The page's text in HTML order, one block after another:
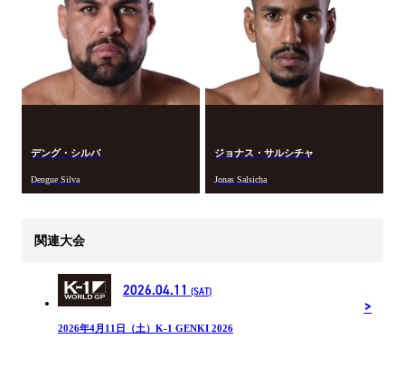
デング・シルバ
Dengue Silva
ジョナス・サルシチャ
Jonas Salsicha
関連大会
2026.04.11 (SAT)
2026年4月11日（土）K-1 GENKI 2026